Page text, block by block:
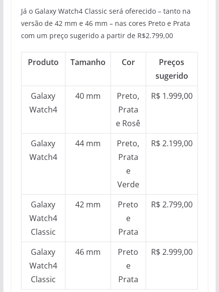
Já o Galaxy Watch4 Classic será oferecido – tanto na
versão de 42 mm e 46 mm – nas cores Preto e Prata
com um preço sugerido a partir de R$2.799,00
Produto Tamanho Cor
Preços
sugerido
Galaxy
Watch4
40 mm
Preto,
Prata
e Rosê
R$ 1.999,00
Galaxy
Watch4
44 mm
Preto,
Prata
e
Verde
R$ 2.199,00
Galaxy
Watch4
Classic
42 mm
Preto
e
Prata
R$ 2.799,00
Galaxy
Watch4
Classic
46 mm
Preto
e
Prata
R$ 2.999,00